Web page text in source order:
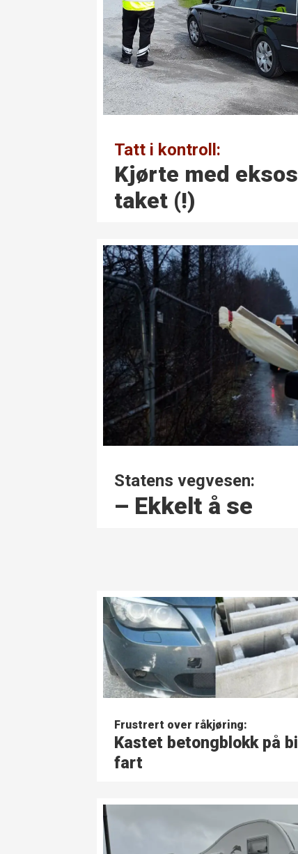
Tatt i kontroll:
Kjørte med
taket (!)
Statens vegvesen:
– Ekkelt å se
Frustrert over råkjøring:
Kastet betong­blokk på
fart